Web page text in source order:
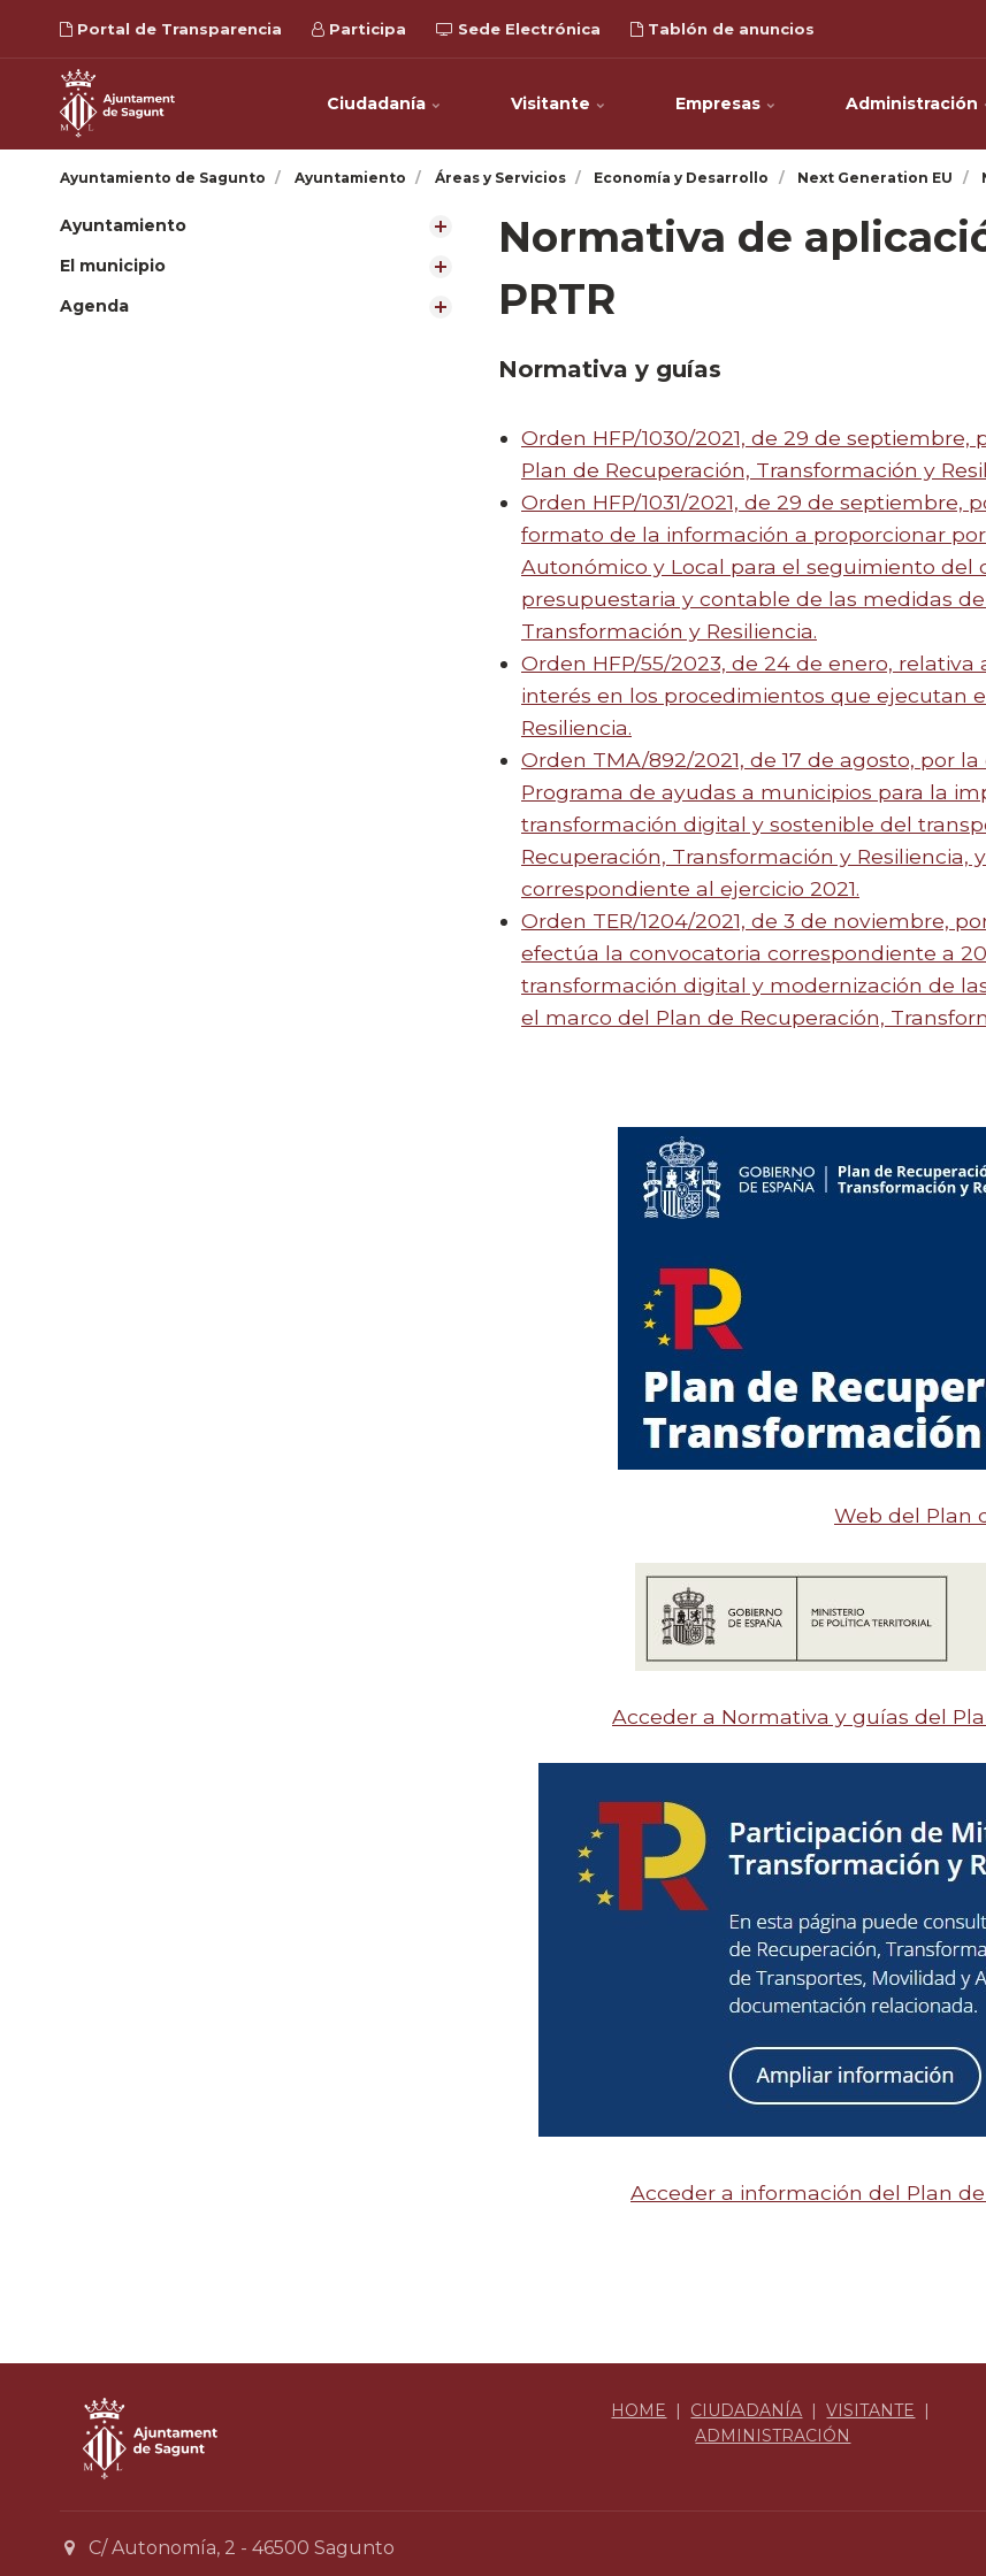
Portal de Transparencia Participa Sede Electrónica Tablón de anuncios
Ciudadanía Visitante Empresas Administración
Ayuntamiento de Sagunto Ayuntamiento Áreas y Servicios Economía y Desarrollo Next Generation EU
Ayuntamiento
El municipio
Agenda
Normativa de
PRTR
Normativa y guías
Orden HFP/1030/2021, de 29 de
Plan de Recuperación, Transformación y
Orden HFP/1031/2021, de 29 de
formato de la información a proporcionar
Autonómico y Local para el seguimiento
presupuestaria y contable de las medidas
Transformación y Resiliencia.
Orden HFP/55/2023, de 24 de enero,
interés en los procedimientos que ejecutan
Resiliencia.
Orden TMA/892/2021, de 17 de agosto, por
Programa de ayudas a municipios para la
transformación digital y sostenible del
Recuperación, Transformación y
correspondiente al ejercicio 2021.
Orden TER/1204/2021, de 3 de noviembre,
efectúa la convocatoria correspondiente a
transformación digital y modernización de
el marco del Plan de Recuperación,
Web del Plan
Acceder a Normativa y guías del
Acceder a información del Plan
HOME | CIUDADANÍA |VISITANTE |
ADMINISTRACIÓN
C/ Autonomía, 2 - 46500 Sagunto